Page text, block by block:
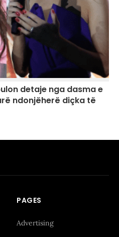
detaje nga dasma e
ndonjëherë diçka të
PAGES
Advertising